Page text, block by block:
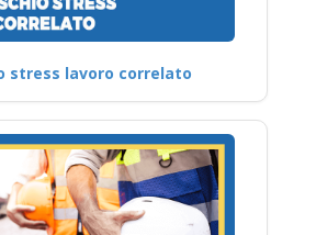
stress lavoro correlato